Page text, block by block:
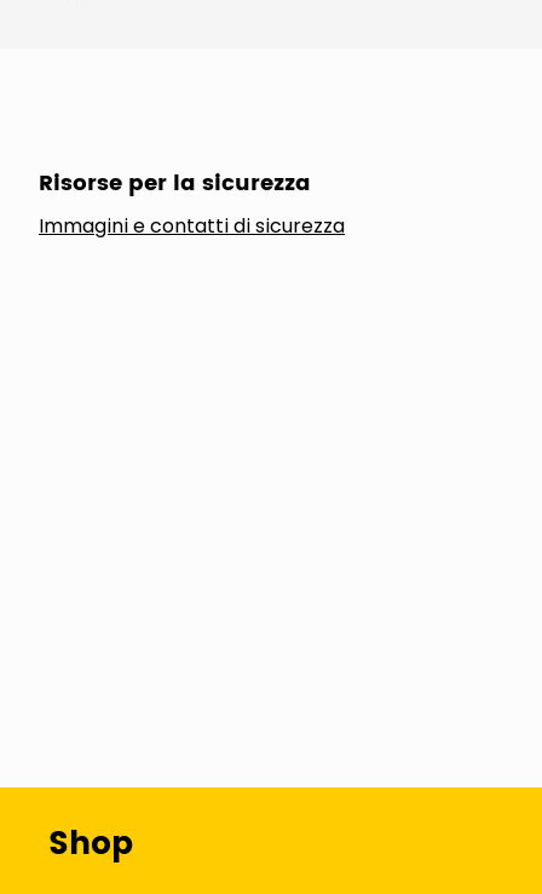
Risorse per la sicurezza
Immagini e contatti di sicurezza
Shop